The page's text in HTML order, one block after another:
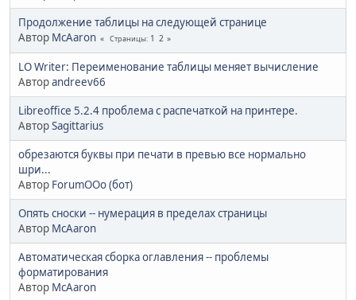
Продолжение таблицы на следующей странице
Автор McAaron Страницы 1 2
LO Writer: Переименование таблицы меняет вычисление
Авторandreev66
Libreoffice 5.2.4 проблема с распечаткой на принтере.
АвторSagittarius
обрезаются буквы при печати в превью все нормально
шри...
Автор ForumOOo (бот)
Опять сноски -- нумерация в пределах страницы
Автор McAaron
Автоматическая сборка оглавления -- проблемы
форматирования
Автор McAaron